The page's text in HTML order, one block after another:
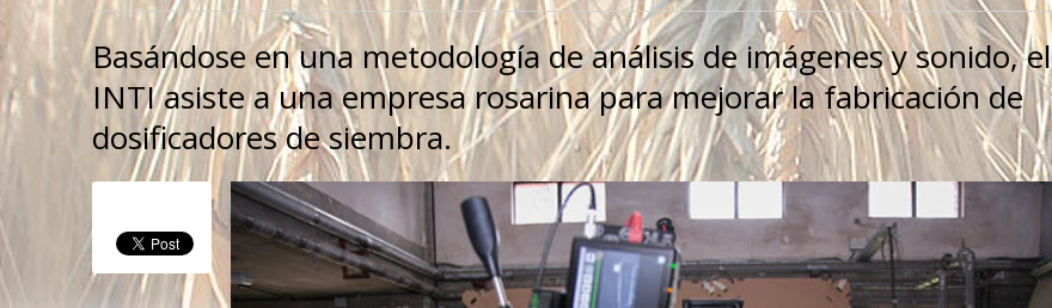
Basándose en una metodología de análisis de imágenes y sonido, el
INTI asiste a una empresa rosarina para mejorar la fabricación de
dosificadores de siembra.